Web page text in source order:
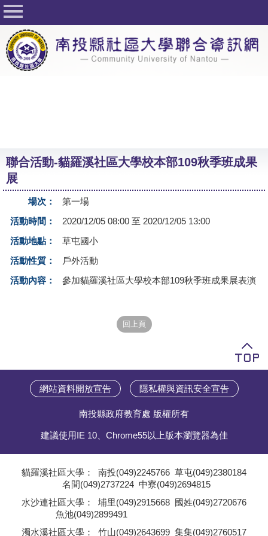
回首頁
關於社大
公佈欄
課程一覽表
志工與社團
社大學習Q&A
友站連結
網路選課
聯合活動-貓羅溪社區大學校本部109秋季班成果
展
場次：
第一場
活動時間：
2020/12/05 08:00 至 2020/12/05 13:00
活動地點：
草屯國小
活動性質：
戶外活動
活動內容：
參加貓羅溪社區大學校本部109秋季班成果展表演
網站資料開放宣告 隱私權與資訊安全宣告
南投縣政府教育處 版權所有
建議使用IE 10、Chrome55以上版本瀏覽器為佳
貓羅溪社區大學： 南投(049)2245766 草屯(049)2380184
名間(049)2737224 中寮(049)2694815
水沙連社區大學： 埔里(049)2915668 國姓(049)2720676
魚池(049)2899491
濁水溪社區大學： 竹山(049)2643699 集集(049)2760517